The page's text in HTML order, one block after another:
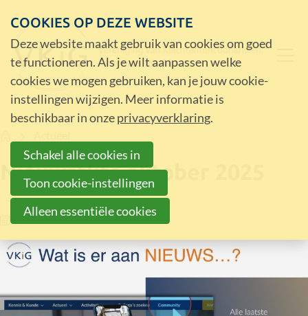
Nieuwsflits oktober 2025
23-10-25
COOKIES OP DEZE WEBSITE
Deze website maakt gebruik van cookies om goed
te functioneren. Als je wilt aanpassen welke
cookies we mogen gebruiken, kan je jouw cookie-
instellingen wijzigen. Meer informatie is
beschikbaar in onzeprivacyverklaring.
Schakel alle cookies in
Toon cookie-instellingen
Alleen essentiële cookies